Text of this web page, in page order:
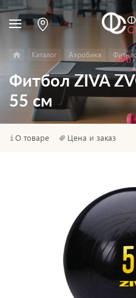
Каталог Аэробика
Фитбол ZIVA
55 см
О товаре Цена и заказ